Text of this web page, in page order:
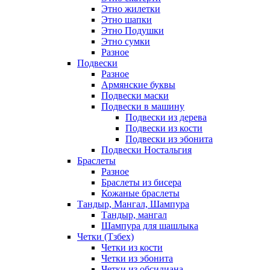
Этно жилетки
Этно шапки
Этно Подушки
Этно сумки
Разное
Подвески
Разное
Армянские буквы
Подвески маски
Подвески в машину
Подвески из дерева
Подвески из кости
Подвески из эбонита
Подвески Ностальгия
Браслеты
Разное
Браслеты из бисера
Кожаные браслеты
Тандыр, Мангал, Шампура
Тандыр, мангал
Шампура для шашлыка
Четки (Тзбех)
Четки из кости
Четки из эбонита